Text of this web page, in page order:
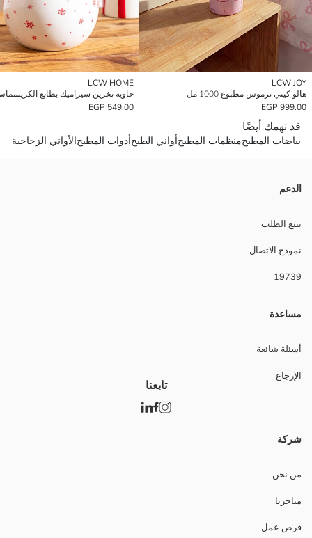
LCW JOY
هالو كيتي ترموس مطبوع 1000 مل
999.00 EGP
LCW HOME
حاوية تخزين سيراميك بطابع
549.00 EGP
قد تهمك أيضًا
بياضات المطبخمنظمات المطبخأواني الطبخأدوات المطبخالأواني الزجاجية
الدعم
تتبع الطلب
نموذج الاتصال
19739
مساعدة
أسئلة شائعة
الإرجاع
شركة
من نحن
متاجرنا
فرص عمل
تابعنا